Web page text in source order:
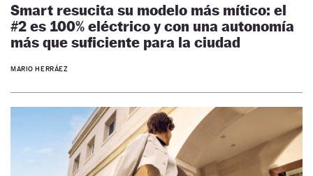
Smart resucita su modelo más mítico: el
#2 es 100% eléctrico y con una autonomía
más que suficiente para la ciudad
MARIO HERRÁEZ